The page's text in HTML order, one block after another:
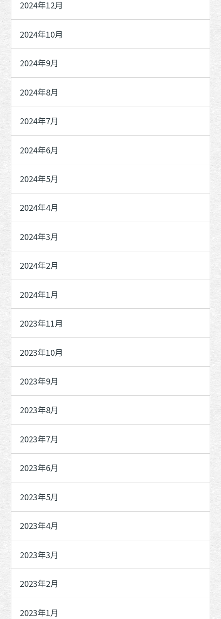
2024年12月
2024年10月
2024年9月
2024年8月
2024年7月
2024年6月
2024年5月
2024年4月
2024年3月
2024年2月
2024年1月
2023年11月
2023年10月
2023年9月
2023年8月
2023年7月
2023年6月
2023年5月
2023年4月
2023年3月
2023年2月
2023年1月